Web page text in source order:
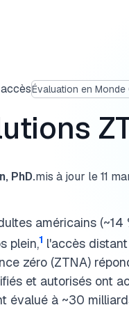
Évaluation en Monde
PhD.mis à jour le11
américains
plein,1 l'accès
zéro (ZTNA)
et autorisés ont
évalué à ~30